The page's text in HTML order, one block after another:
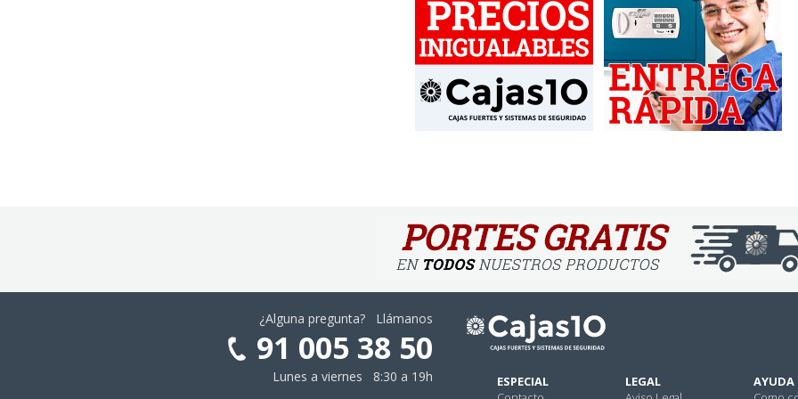
¿Alguna pregunta? Llámanos
91 005 38 50
Lunes a viernes 8:30 a 19h
ESPECIAL
LEGAL
AYUDA